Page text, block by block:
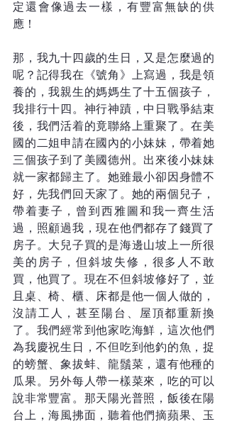
定還會像過去一樣，有豐富無缺的供
應！
那，我九十四歲的生日，又是怎麼過的
呢？記得我在《號角》上寫過，我是領
養的，我親生的媽媽生了十五個孩子，
我排行十四。神行神蹟，中日戰爭結束
後，我們活着的竟聯絡上重聚了。在美
國的二姐申請在國內的小妹妹，帶着她
三個孩子到了美國德州。出來後小妹妹
就一家都歸主了。她雖最小卻因身體不
好，先我們回天家了。她的兩個兒子，
帶着妻子，曾到西雅圖和我一齊生活
過，照顧過我，現在他們都存了錢買了
房子。大兒子買的是海邊山坡上一所很
美的房子，但斜坡失修，很多人不敢
買，他買了。現在不但斜坡修好了，並
且桌、椅、櫃、床都是他一個人做的，
沒請工人，甚至陽台、屋頂都重新換
了。我們經常到他家吃海鮮，這次他們
為我慶祝生日，不但吃到他釣的魚，捉
的螃蟹、象拔蚌、龍鬚菜，還有他種的
瓜果。另外每人帶一樣菜來，吃的可以
說非常豐富。那天陽光普照，飯後在陽
台上，海風拂面，聽着他們摘蘋果、玉